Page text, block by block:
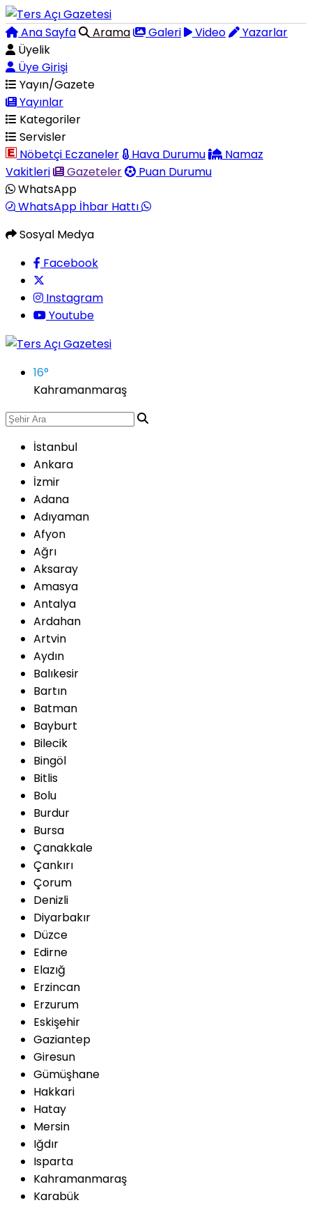
Ana Sayfa Arama Galeri Video
Yazarlar
Üyelik
Üye Girişi
Yayın/Gazete
Yayınlar
Kategoriler
Servisler
Nöbetçi Eczaneler
Hava Durumu
Namaz
Vakitleri
Gazeteler
Puan Durumu
WhatsApp
WhatsApp İhbar Hattı
Sosyal Medya
Facebook
Instagram
Youtube
16°
Kahramanmaraş
İstanbul
Ankara
İzmir
Adana
Adıyaman
Afyon
Ağrı
Aksaray
Amasya
Antalya
Ardahan
Artvin
Aydın
Balıkesir
Bartın
Batman
Bayburt
Bilecik
Bingöl
Bitlis
Bolu
Burdur
Bursa
Çanakkale
Çankırı
Çorum
Denizli
Diyarbakır
Düzce
Edirne
Elazığ
Erzincan
Erzurum
Eskişehir
Gaziantep
Giresun
Gümüşhane
Hakkari
Hatay
Mersin
Iğdır
Isparta
Kahramanmaraş
Karabük